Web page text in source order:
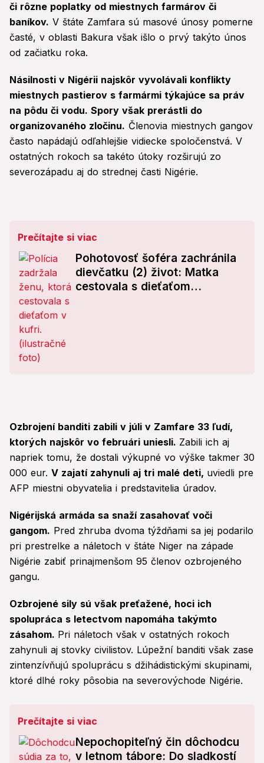
či rôzne poplatky od miestnych farmárov či
baníkov. V štáte Zamfara sú masové únosy pomerne
časté, v oblasti Bakura však išlo o prvý takýto únos
od začiatku roka.
Násilnosti v Nigérii najskôr vyvolávali konflikty
miestnych pastierov s farmármi týkajúce sa práv
na pôdu či vodu. Spory však prerástli do
organizovaného zločinu. Členovia miestnych gangov
často napádajú odľahlejšie vidiecke spoločenstvá. V
ostatných rokoch sa takéto útoky rozširujú zo
severozápadu aj do strednej časti Nigérie.
Prečítajte si viac
Pohotovosť šoféra zachránila
dievčatku (2) život: Matka
cestovala s dieťaťom
Ozbrojení banditi zabili v júli v Zamfare 33 ľudí,
ktorých najskôr vo februári uniesli. Zabili ich aj
napriek tomu, že dostali výkupné vo výške takmer 30
000 eur. V zajatí zahynuli aj tri malé deti, uviedli pre
AFP miestni obyvatelia i predstavitelia úradov.
Nigérijská armáda sa snaží zasahovať voči
gangom. Pred zhruba dvoma týždňami sa jej podarilo
pri prestrelke a náletoch v štáte Niger na západe
Nigérie zabiť prinajmenšom 95 členov ozbrojeného
gangu.
Ozbrojené sily sú však preťažené, hoci ich
spolupráca s letectvom napomáha takýmto
zásahom. Pri náletoch však v ostatných rokoch
zahynuli aj stovky civilistov. Lúpežní banditi však zase
zintenzívňujú spoluprácu s džihádistickými skupinami,
ktoré dlhé roky pôsobia na severovýchode Nigérie.
Prečítajte si viac
Nepochopiteľný čin dôchodcu
v letnom tábore: Do sladkostí